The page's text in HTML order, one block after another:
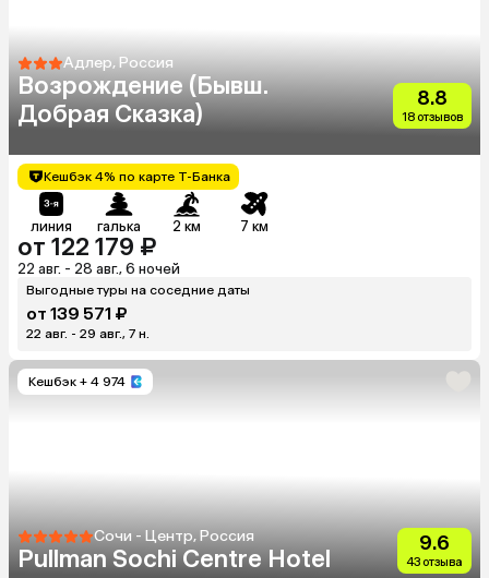
Адлер, Россия
Возрождение (Бывш.
Добрая Сказка)
8.8
18 отзывов
Кешбэк 4% по карте Т-Банка
линия галька 2 км 7 км
от 122 179 ₽
22 авг. - 28 авг., 6 ночей
Выгодные туры на соседние даты
от 139 571 ₽
22 авг. - 29 авг., 7 н.
Кешбэк + 4 974
Сочи - Центр, Россия
Pullman Sochi Centre Hotel
9.6
43 отзыва